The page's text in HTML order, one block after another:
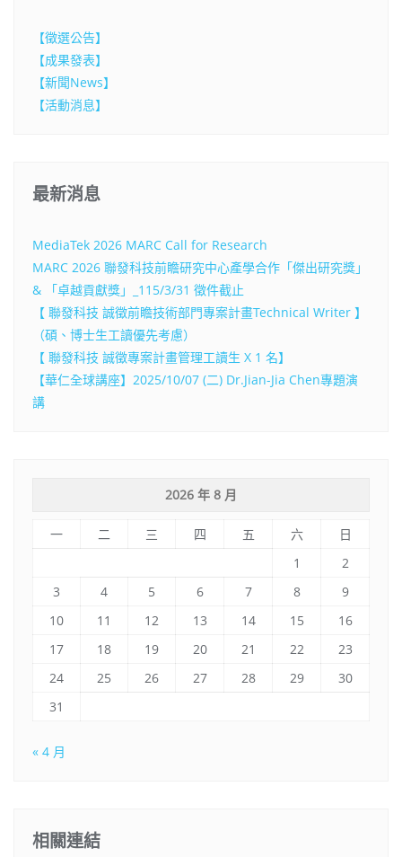
【徵選公告】
【成果發表】
【新聞News】
【活動消息】
最新消息
MediaTek 2026 MARC Call for Research
MARC 2026 聯發科技前瞻研究中心產學合作「傑出研究獎」
& 「卓越貢獻獎」_115/3/31 徵件截止
【 聯發科技 誠徵前瞻技術部門專案計畫Technical Writer 】
（碩、博士生工讀優先考慮）
【 聯發科技 誠徵專案計畫管理工讀生 X 1 名】
【華仁全球講座】2025/10/07 (二) Dr.Jian-Jia Chen專題演
講
2026 年 8 月
一 二 三 四 五 六
日
1
2
3
4 5 6 7 8
9
10
11 12 13 14 15
16
17
18 19 20 21 22
23
24
25 26 27 28 29
30
31
« 4 月
相關連結